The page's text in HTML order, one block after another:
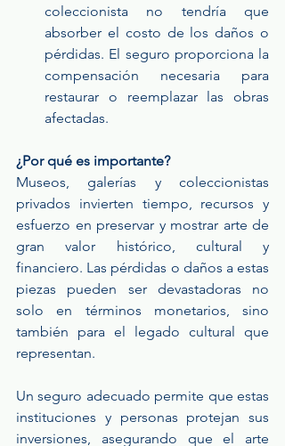
coleccionista no tendría que
absorber el costo de los daños o
pérdidas. El seguro proporciona la
compensación necesaria para
restaurar o reemplazar las obras
afectadas.
¿Por qué es importante?
Museos, galerías y coleccionistas
privados invierten tiempo, recursos y
esfuerzo en preservar y mostrar arte de
gran valor histórico, cultural y
financiero. Las pérdidas o daños a estas
piezas pueden ser devastadoras no
solo en términos monetarios, sino
también para el legado cultural que
representan.
Un seguro adecuado permite que estas
instituciones y personas protejan sus
inversiones, asegurando que el arte